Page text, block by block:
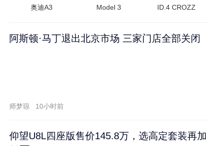
奥迪A3 Model 3 ID.4 CROZZ
阿斯顿·马丁退出北京市场 三家门店全部关闭
师梦琼 10小时前
仰望U8L四座版售价145.8万，选高定套装再加